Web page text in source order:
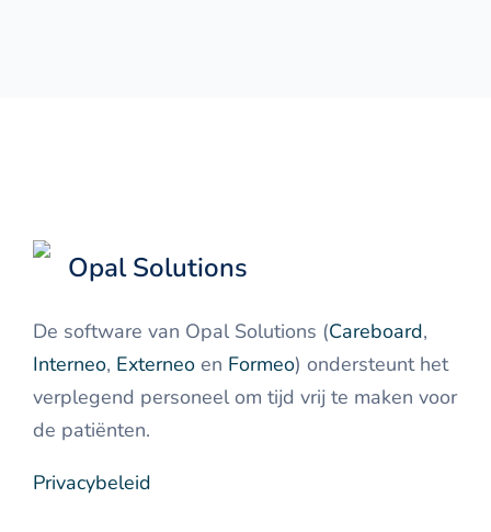
Opal Solutions
De software van Opal Solutions (Careboard,
Interneo, Externeoen Formeo) ondersteunt het
verplegend personeel om tijd vrij te maken voor
de patiënten.
Privacybeleid